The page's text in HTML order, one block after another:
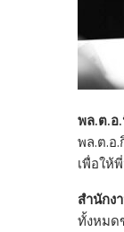
พล.ต.อ
พล.ต.อ
เพื่อให้
สำนักง
ทั้งหมด